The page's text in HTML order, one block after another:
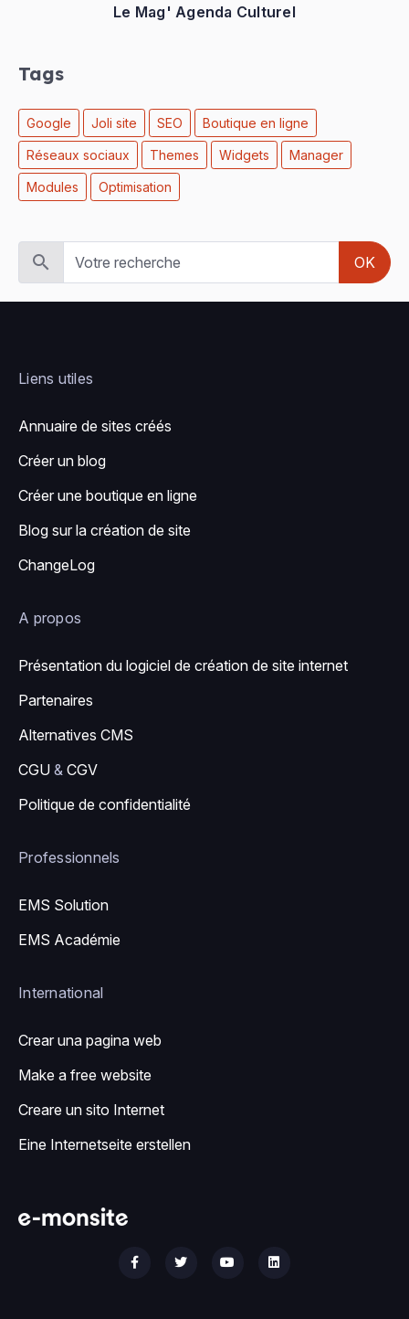
Le Mag' Agenda Culturel
Tags
Google Joli site SEO Boutique en ligne
Réseaux sociaux Themes Widgets Manager
Modules Optimisation
OK
Liens utiles
Annuaire de sites créés
Créer un blog
Créer une boutique en ligne
Blog sur la création de site
ChangeLog
A propos
Présentation du logiciel de création de site internet
Partenaires
Alternatives CMS
CGU & CGV
Politique de confidentialité
Professionnels
EMS Solution
EMS Académie
International
Crear una pagina web
Make a free website
Creare un sito Internet
Eine Internetseite erstellen